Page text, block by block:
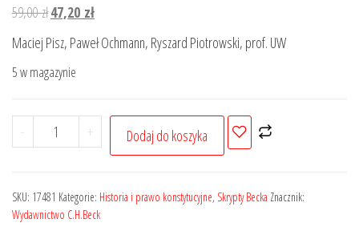
59,00złPierwotna
cena
wynosiła:
59,00 zł.
47,20 złAktualna
cena
Maciej Pisz, Paweł Ochmann, Ryszard Piotrowski, prof. UW
5 w magazynie
-
ilość
Prawo
Kompendium
z
+ Dodaj do koszyka
SKU: 17481 Kategorie: Historia i prawo konstytucyjne, Skrypty Becka Znacznik:
Wydawnictwo C.H.Beck